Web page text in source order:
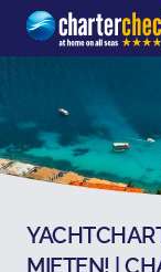
Chartercheck
MIETEN! |